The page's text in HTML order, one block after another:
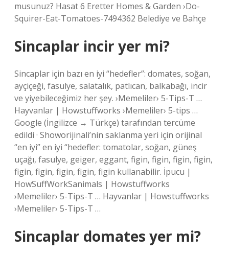
musunuz? Hasat 6 Eretter Homes & Garden ›Do-
Squirer-Eat-Tomatoes-7494362 Belediye ve Bahçe
Sincaplar incir yer mi?
Sincaplar için bazı en iyi “hedefler”: domates, soğan,
ayçiçeği, fasulye, salatalık, patlıcan, balkabağı, incir
ve yiyebileceğimiz her şey. ›Memeliler› 5-Tips-T …
Hayvanlar | Howstuffworks ›Memeliler› 5-tips …
Google (İngilizce → Türkçe) tarafından tercüme
edildi · Showorijinali’nin saklanma yeri için orijinal
“en iyi” en iyi “hedefler: tomatolar, soğan, güneş
uçağı, fasulye, geiger, eggant, figin, figin, figin, figin,
figin, figin, figin, figin, figin kullanabilir. İpucu |
HowSuffWorkSanimals | Howstuffworks
›Memeliler› 5-Tips-T … Hayvanlar | Howstuffworks
›Memeliler› 5-Tips-T …
Sincaplar domates yer mi?